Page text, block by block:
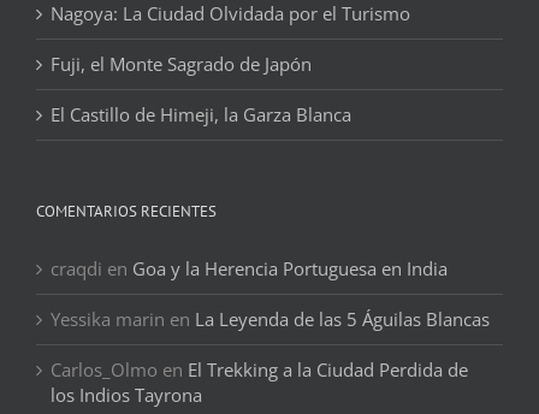
Nagoya: La Ciudad Olvidada por el Turismo
Fuji, el Monte Sagrado de Japón
El Castillo de Himeji, la Garza Blanca
COMENTARIOS RECIENTES
craqdi en Goa y la Herencia Portuguesa en India
Yessika marin en La Leyenda de las 5 Águilas Blancas
Carlos_Olmo en El Trekking a la Ciudad Perdida de
los Indios Tayrona